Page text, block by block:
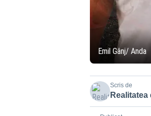
Emil Gânj/ Anda
Scris de
Realitatea